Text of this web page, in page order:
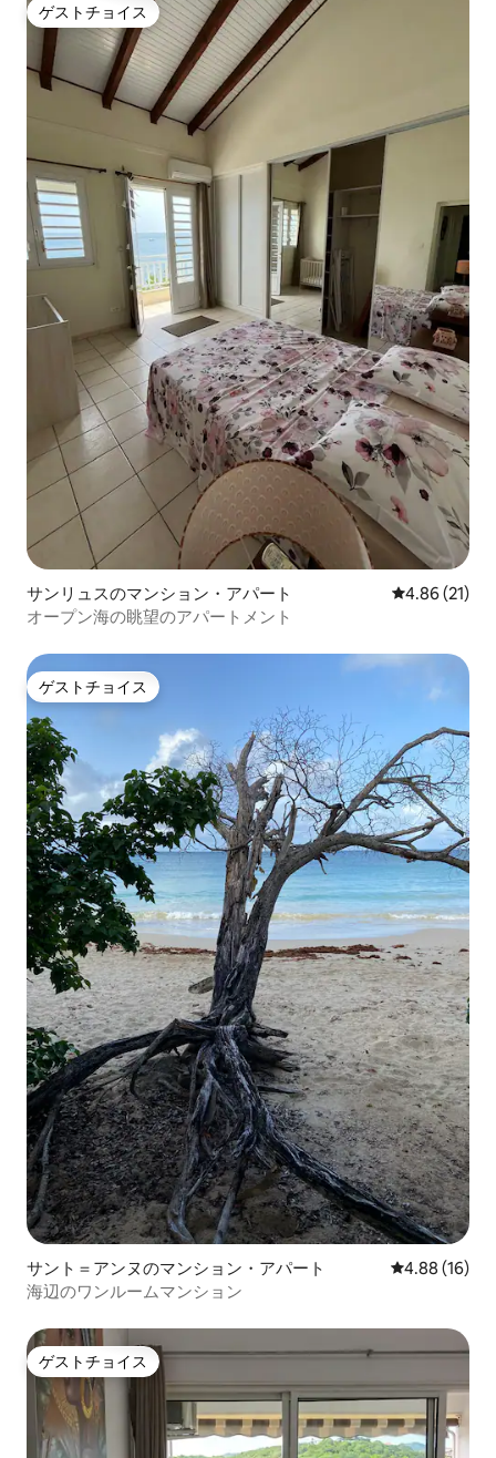
ゲストチョイス
ゲストチョイス
サンリュスのマンション・アパート レビュー21
4.86 (21)
オープン海の眺望のアパートメント
ゲストチョイス
ゲストチョイス
サント＝アンヌのマンション・アパート レビュー16
4.88 (16)
海辺のワンルームマンション
ゲストチョイス
ゲストチョイス